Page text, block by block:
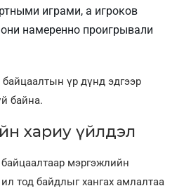
играми, а игроков
намеренно проигрывали
үр дүнд эдгээр
байна.
хариу үйлдэл
мэргэжлийн
тод байдлыг хангах амлалтаа